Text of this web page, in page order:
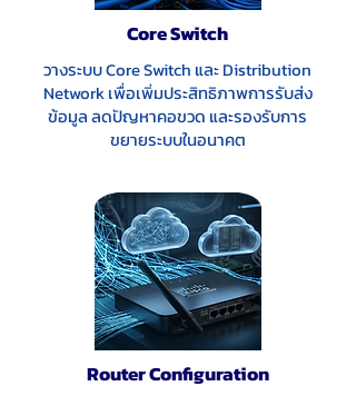
Core Switch
วางระบบ Core Switch และ Distribution
Network เพื่อเพิ่มประสิทธิภาพการรับส่ง
ข้อมูล ลดปัญหาคอขวด และรองรับการ
ขยายระบบในอนาคต
Router Configuration